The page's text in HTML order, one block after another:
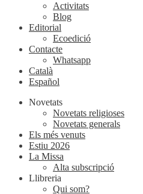
Activitats
Blog
Editorial
Ecoedició
Contacte
Whatsapp
Català
Español
Novetats
Novetats religioses
Novetats generals
Els més venuts
Estiu 2026
La Missa
Alta subscripció
Llibreria
Qui som?